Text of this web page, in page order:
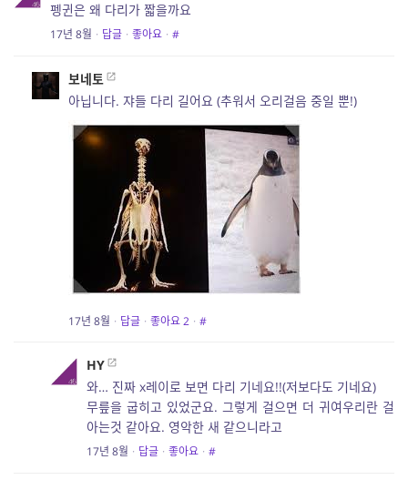
펭귄은 왜 다리가 짧을까요
17년 8월 · 답글 · 좋아요 · #
보네토
아닙니다. 쟈들 다리 길어요 (추워서 오리걸음 중일 뿐!)
17년 8월 · 답글 · 좋아요2 · #
HY
와… 진짜 x레이로 보면 다리 기네요!!(저보다도 기네요)
무릎을 굽히고 있었군요. 그렇게 걸으면 더 귀여우리란 걸
아는것 같아요. 영악한 새 같으니라고
17년 8월 · 답글 · 좋아요 · #